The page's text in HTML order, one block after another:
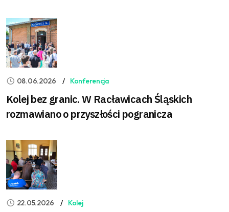
08.06.2026 Konferencja
Kolej bez granic. W Racławicach Śląskich
rozmawiano o przyszłości pogranicza
22.05.2026 Kolej